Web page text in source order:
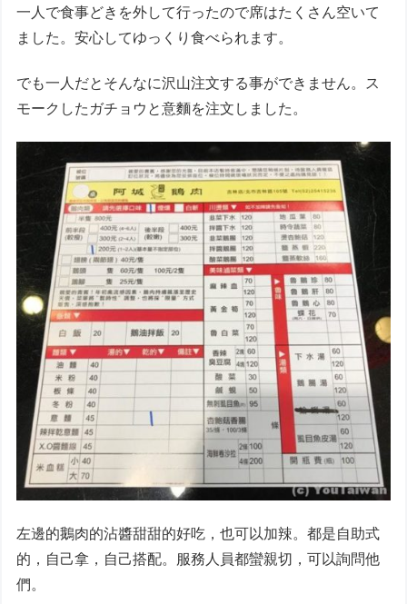
一人で食事どきを外して行ったので席はたくさん空いて
ました。安心してゆっくり食べられます。
でも一人だとそんなに沢山注文する事ができません。ス
モークしたガチョウと意麵を注文しました。
左邊的鵝肉的沾醬甜甜的好吃，也可以加辣。都是自助式
的，自己拿，自己搭配。服務人員都蠻親切，可以詢問他
們。